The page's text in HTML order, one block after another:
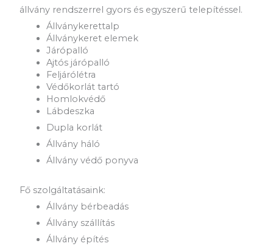
állvány rendszerrel gyors és egyszerű telepítéssel.
Állványkerettalp
Állványkeret elemek
Járópalló
Ajtós járópalló
Feljárólétra
Védőkorlát tartó
Homlokvédő
Lábdeszka
Dupla korlát
Állvány háló
Állvány védő ponyva
Fő szolgáltatásaink:
Állvány bérbeadás
Állvány szállítás
Állvány építés